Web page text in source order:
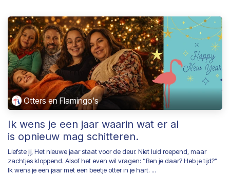
Otters en Flamingo's
Ik wens je een jaar waarin wat er al
is opnieuw mag schitteren.
Liefste jij, Het nieuwe jaar staat voor de deur. Niet luid roepend, maar
zachtjes kloppend. Alsof het even wil vragen: “Ben je daar? Heb je tijd?”
Ik wens je een jaar met een beetje otter in je hart. ...